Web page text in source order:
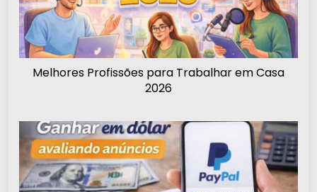
Melhores Profissões para Trabalhar em Casa
2026